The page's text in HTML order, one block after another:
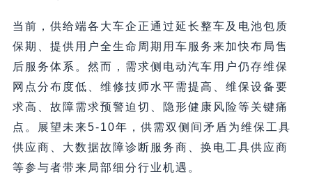
当前，供给端各大车企正通过延长整车及电池包质
保期、提供用户全生命周期用车服务来加快布局售
后服务体系。然而，需求侧电动汽车用户仍存维保
网点分布度低、维修技师水平需提高、维保设备要
求高、故障需求预警迫切、隐形健康风险等关键痛
点。展望未来5-10年，供需双侧间矛盾为维保工具
供应商、大数据故障诊断服务商、换电工具供应商
等参与者带来局部细分行业机遇。